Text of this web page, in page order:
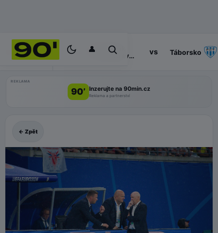
👤
PROGRAM 14:30
Baník
Ostrava
vs Táborsko
REKLAMA
90’ Inzerujte na 90min.cz
Reklama a partnerství
← Zpět